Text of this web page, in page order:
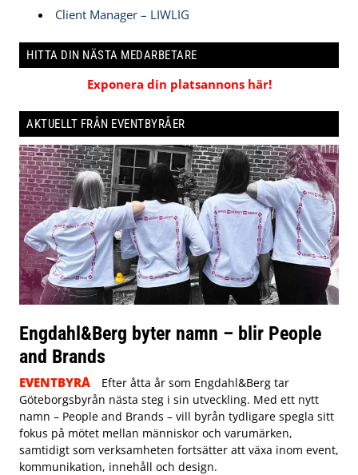
Client Manager – LIWLIG
HITTA DIN NÄSTA MEDARBETARE
Exponera din platsannons här!
AKTUELLT FRÅN EVENTBYRÅER
Engdahl&Berg byter namn – blir People
and Brands
EVENTBYRÅ
Efter åtta år som Engdahl&Berg tar
Göteborgsbyrån nästa steg i sin utveckling. Med ett nytt
namn – People and Brands – vill byrån tydligare spegla sitt
fokus på mötet mellan människor och varumärken,
samtidigt som verksamheten fortsätter att växa inom event,
kommunikation, innehåll och design.